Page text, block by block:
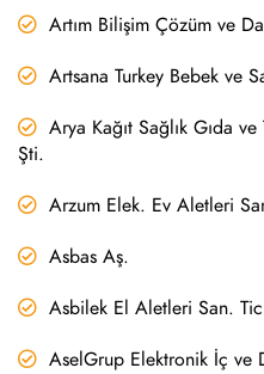
Artım Bilişim Çözüm ve
Artsana Turkey Bebek ve
Arya Kağıt Sağlık Gıda
Şti.
Arzum Elek. Ev Aletleri
Asbas Aş.
Asbilek El Aletleri San.
AselGrup Elektronik İç ve